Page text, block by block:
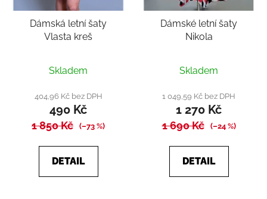
Dámská letní šaty
Vlasta kreš
hodnocení
produktu
je
4,6
5
Skladem
404,96 Kč bez DPH
490 Kč
1 850 Kč (–73 %)
DETAIL
Dámské letní šaty
Nikola
Skladem
1 049,59 Kč bez DPH
1 270 Kč
1 690 Kč (–24 %)
DETAIL